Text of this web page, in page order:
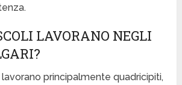
LAVORANO NEGLI
principalmente quadricipiti,